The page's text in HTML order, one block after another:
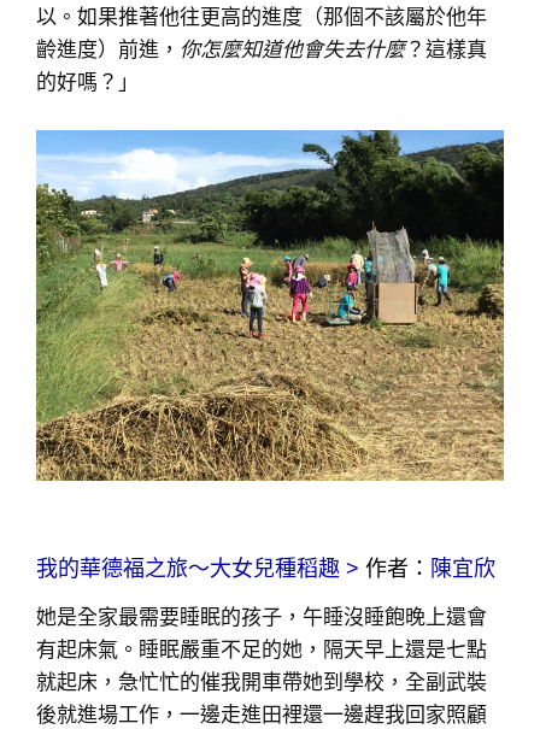
以。如果推著他往更高的進度（那個不該屬於他年
齡進度）前進， 你怎麼知道他會失去什麼？這樣真
的好嗎？」
我的華德福之旅～大女兒種稻趣 > 作者： 陳宜欣
她是全家最需要睡眠的孩子，午睡沒睡飽晚上還會
有起床氣。睡眠嚴重不足的她，隔天早上還是七點
就起床，急忙忙的催我開車帶她到學校，全副武裝
後就進場工作，一邊走進田裡還一邊趕我回家照顧